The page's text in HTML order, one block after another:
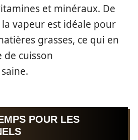
et minéraux. De
vapeur est idéale pour
grasses, ce qui en
cuisson
POUR LES